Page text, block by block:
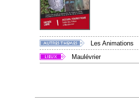
Les Animations
Maulévrier